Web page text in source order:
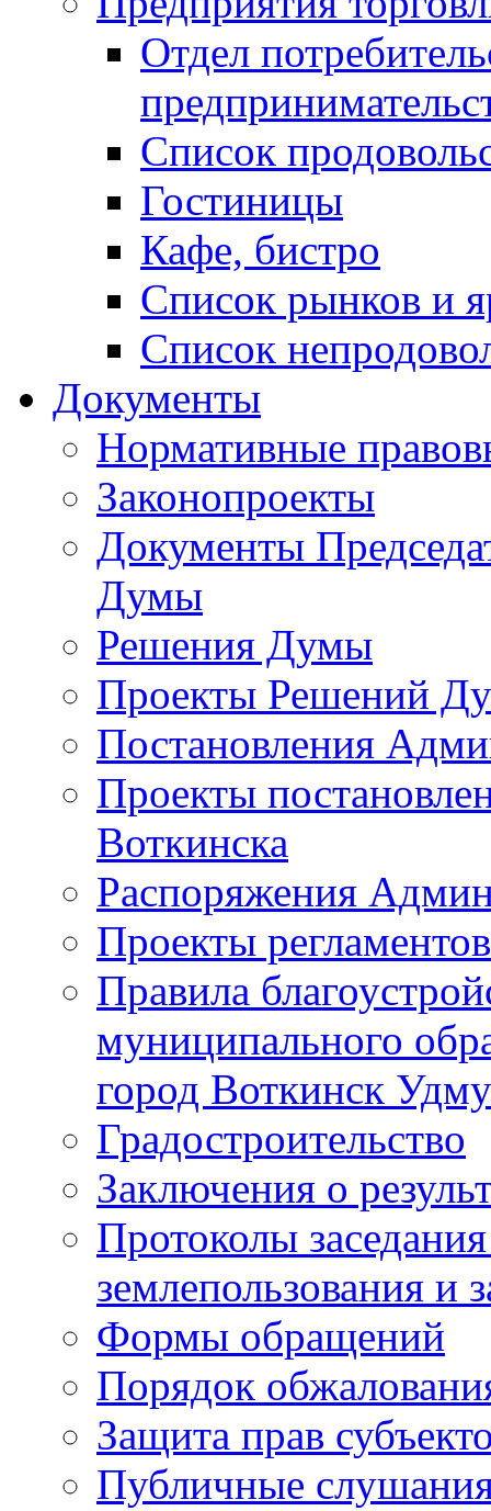
Отдел
Список
Гостиницы
Кафе, бистро
Cписок рынков и
Список
Документы
Нормативные
Законопроекты
Документы
Думы
Решения Думы
Проекты Решений
Постановления
Проекты
Воткинска
Распоряжения
Проекты
Правила
муниципального
город Воткинск
Градостроительство
Заключения о
Протоколы
землепользования и
Формы обращений
Порядок
Защита прав
Публичные